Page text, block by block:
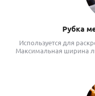
Рубка
Используется для
Максимальная ширина